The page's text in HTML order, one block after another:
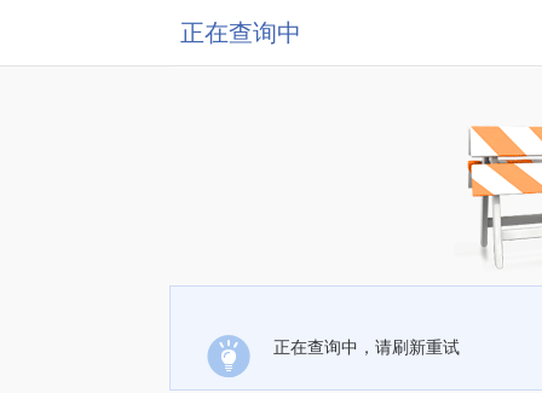
正在查询中
正在查询中，请刷新重试